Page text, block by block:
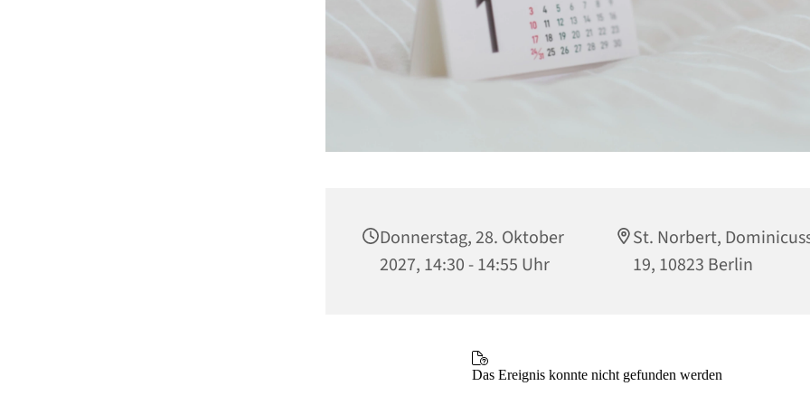
Donnerstag, 28. Oktober
2027, 14:30 - 14:55 Uhr
St. Norbert,
19, 10823 Berlin